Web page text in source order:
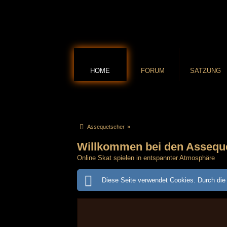
HOME FORUM SATZUNG
Assequetscher »
Willkommen bei den
Online Skat spielen in entspannter Atmosphäre
Diese Seite verwendet Cookies. Durch